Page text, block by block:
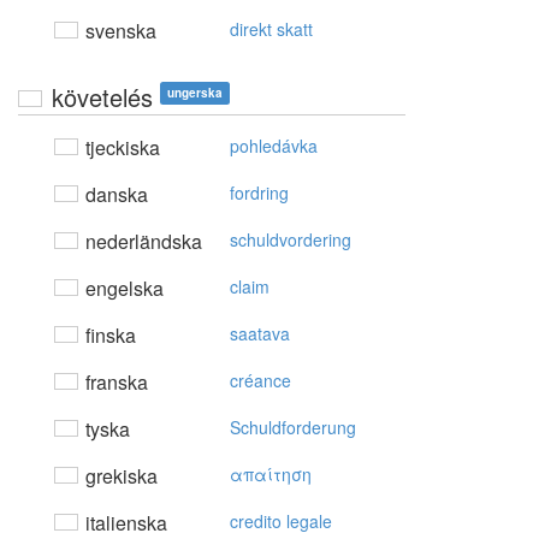
svenska direkt skatt
követelés ungerska
tjeckiska pohledávka
danska fordring
nederländska schuldvordering
engelska claim
finska saatava
franska créance
tyska Schuldforderung
grekiska απαίτηση
italienska credito legale